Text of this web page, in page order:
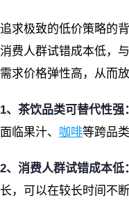
追求极致的低价策略的
消费人群试错成本低，
需求价格弹性高，从而
1、茶饮品类可替代性强：
面临果汁、 咖啡等跨品
2、消费人群试错成本低：
长，可以在较长时间不